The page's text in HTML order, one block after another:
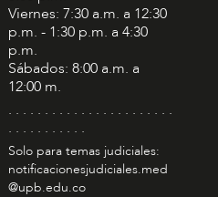
Viernes: 7:30 a.m. a 12:30
p.m. - 1:30 p.m. a 4:30
p.m.
Sábados: 8:00 a.m. a
12:00 m.
. . . . . . . . . . . . . . . . . . . . . . .
. . . . . . . . . . .
Solo para temas judiciales:
notificacionesjudiciales.med
@upb.edu.co